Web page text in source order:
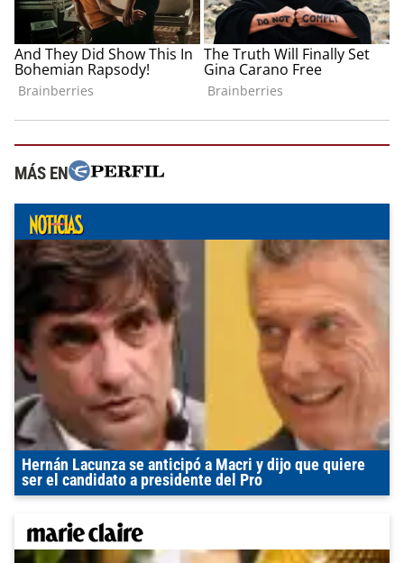
MÁS EN
Hernán Lacunza se anticipó a Macri y dijo que quiere
ser el candidato a presidente del Pro